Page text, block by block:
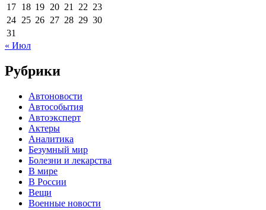
17 18 19 20 21 22 23
24 25 26 27 28 29 30
31
« Июл
Рубрики
Автоновости
Автособытия
Автоэксперт
Актеры
Аналитика
Безумный мир
Болезни и лекарства
В мире
В России
Вещи
Военные новости